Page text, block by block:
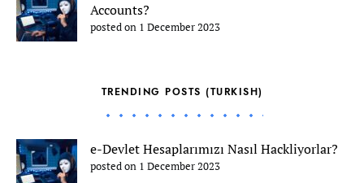
Accounts?
posted on 1 December 2023
TRENDING POSTS (TURKISH)
e-Devlet Hesaplarımızı Nasıl Hackliyorlar?
posted on 1 December 2023